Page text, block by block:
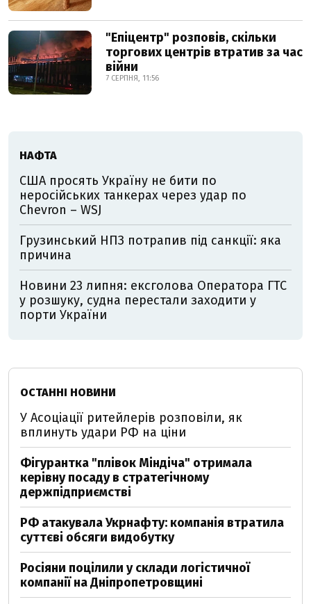
"Епіцентр" розповів, скільки
торгових центрів втратив за час
війни
7 СЕРПНЯ, 11:56
НАФТА
США просять Україну не бити по
неросійських танкерах через удар по
Chevron – WSJ
Грузинський НПЗ потрапив під санкції: яка
причина
Новини 23 липня: ексголова Оператора ГТС
у розшуку, судна перестали заходити у
порти України
ОСТАННІ НОВИНИ
У Асоціації ритейлерів розповіли, як
вплинуть удари РФ на ціни
Фігурантка "плівок Міндіча" отримала
керівну посаду в стратегічному
держпідприємстві
РФ атакувала Укрнафту: компанія втратила
суттєві обсяги видобутку
Росіяни поцілили у склади логістичної
компанії на Дніпропетровщині